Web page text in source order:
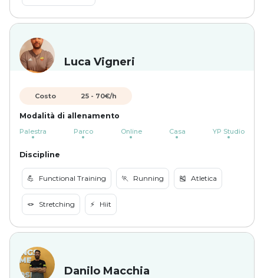
Luca Vigneri
Costo 25 - 70€/h
Modalità di allenamento
Palestra Parco Online Casa YP Studio
Discipline
💪 Functional Training 🏃 Running 🎽 Atletica
🪢 Stretching ⚡️ Hiit
Danilo Macchia